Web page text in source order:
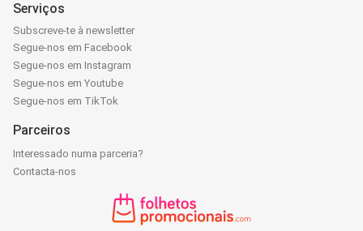
Serviços
Subscreve-te à newsletter
Segue-nos em Facebook
Segue-nos em Instagram
Segue-nos em Youtube
Segue-nos em TikTok
Parceiros
Interessado numa parceria?
Contacta-nos